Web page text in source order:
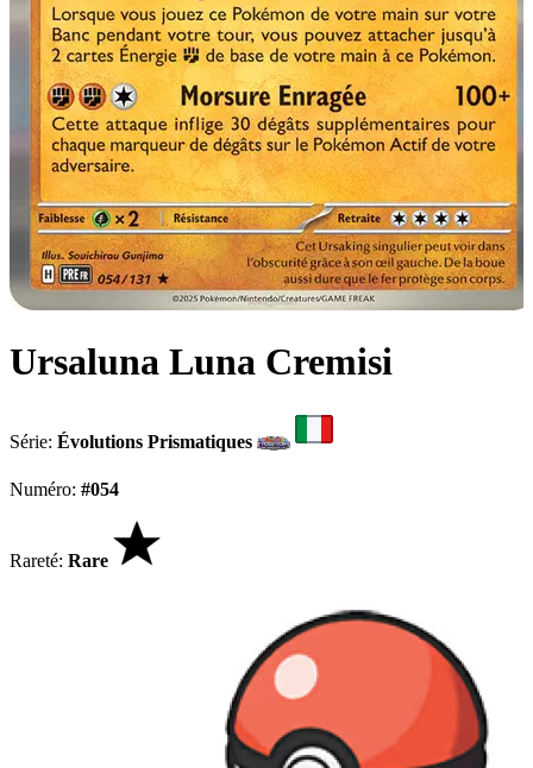
Ursaluna Luna Cremisi
Série: Évolutions Prismatiques
Numéro: #054
Rareté: Rare